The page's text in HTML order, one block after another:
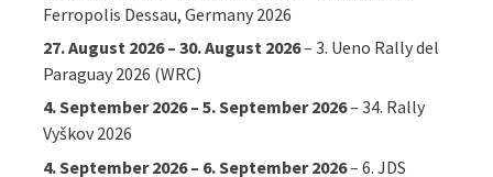
Ferropolis Dessau, Germany 2026
27. August 2026– 30. August 2026–3. Ueno Rally del
Paraguay 2026 (WRC)
4. September 2026– 5. September 2026–34. Rally
Vyškov 2026
4. September 2026– 6. September 2026–6. JDS